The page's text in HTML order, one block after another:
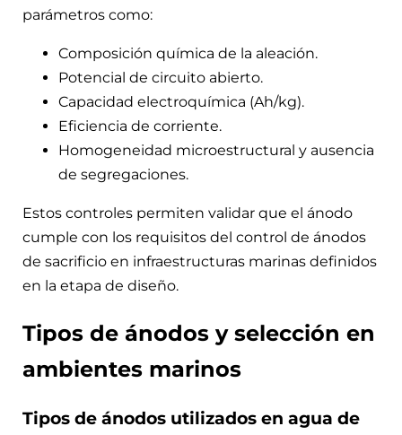
parámetros como:
Composición química de la aleación.
Potencial de circuito abierto.
Capacidad electroquímica (Ah/kg).
Eficiencia de corriente.
Homogeneidad microestructural y ausencia
de segregaciones.
Estos controles permiten validar que el ánodo
cumple con los requisitos del control de ánodos
de sacrificio en infraestructuras marinas definidos
en la etapa de diseño.
Tipos de ánodos y selección en
ambientes marinos
Tipos de ánodos utilizados en agua de